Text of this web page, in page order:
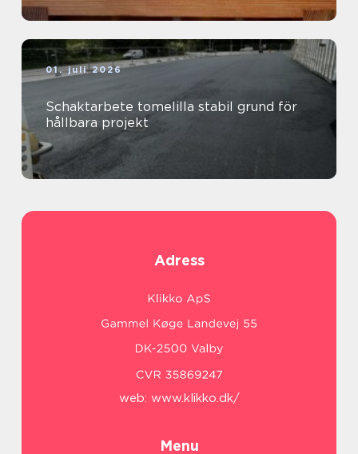
01. juli 2026
Schaktarbete tomelilla stabil grund för
hållbara projekt
Adress
web: www.klikko.dk/
Menu